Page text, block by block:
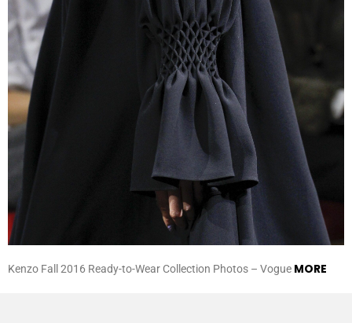
Kenzo Fall 2016 Ready-to-Wear Collection Photos – Vogue MORE